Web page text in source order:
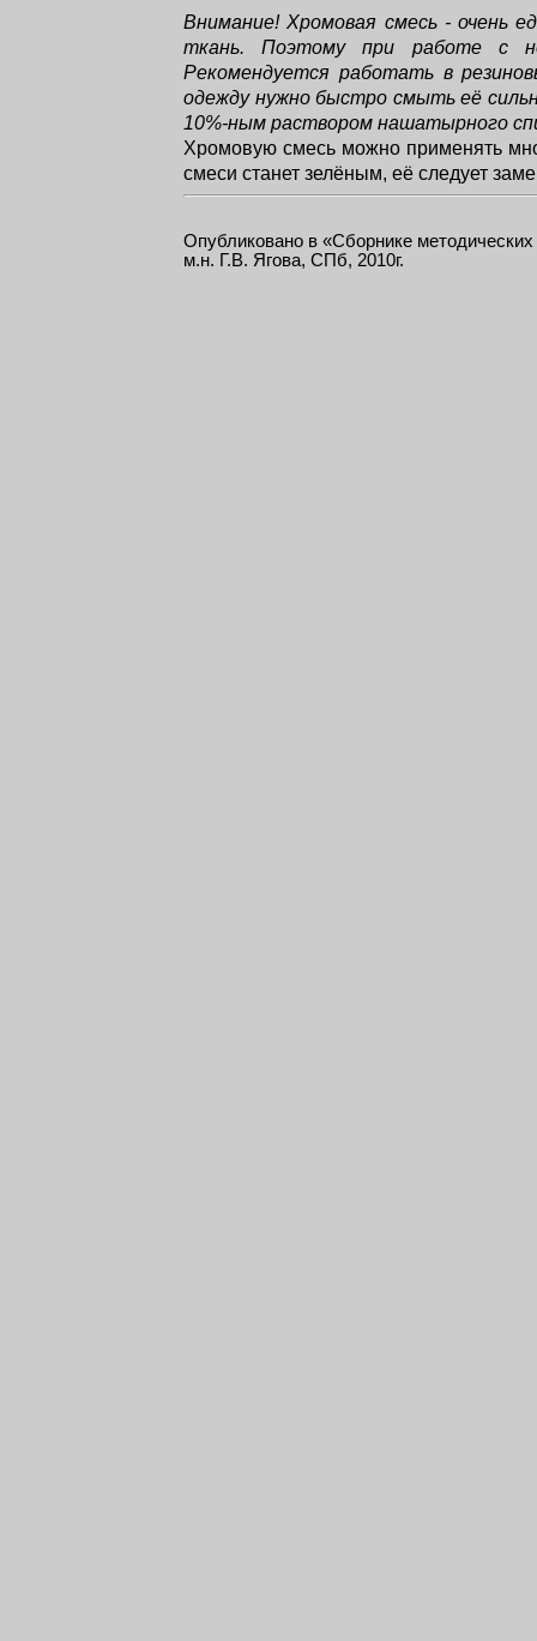
Внимание! Хромовая смесь - очень
ткань. Поэтому при работе с
Рекомендуется работать в
одежду нужно быстро смыть её
10%-ным раствором нашатырного
Хромовую смесь можно применять
смеси станет зелёным, её следует
Опубликовано в «Сборнике
м.н. Г.В. Ягова, СПб, 2010г.